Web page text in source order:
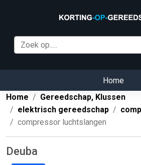
Home
Home
Gereedschap, Klussen
elektrisch gereedschap
compressor luchtslangen
Deuba